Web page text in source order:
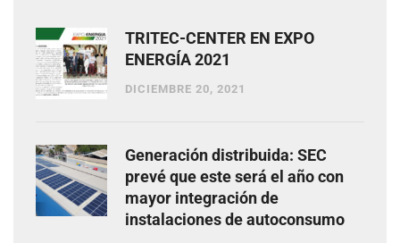
TRITEC-CENTER EN EXPO
ENERGÍA 2021
DICIEMBRE 20, 2021
Generación distribuida: SEC
prevé que este será el año con
mayor integración de
instalaciones de autoconsumo